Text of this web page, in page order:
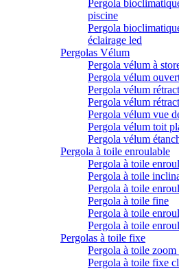
Pergola
piscine
Pergola
éclairage led
Pergolas Vélum
Pergola vélum à
Pergola vélum
Pergola vélum
Pergola vélum
Pergola vélum vue
Pergola vélum toit
Pergola vélum
Pergola à toile enroulable
Pergola à toile
Pergola à toile
Pergola à toile
Pergola à toile fine
Pergola à toile
Pergola à toile
Pergolas à toile fixe
Pergola à toile zoom
Pergola à toile fixe